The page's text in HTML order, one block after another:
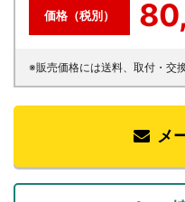
価格（税別）
※販売価格には送料、取付・交
メ